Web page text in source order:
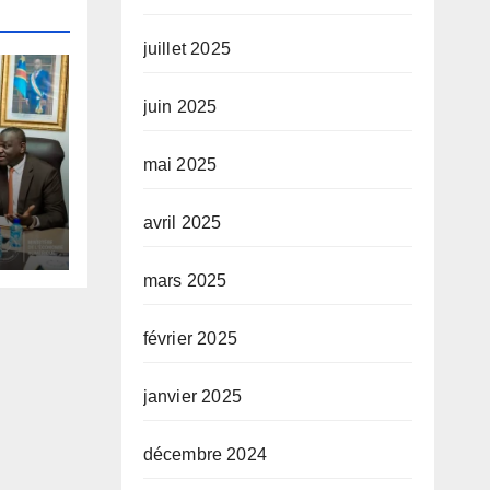
juillet 2025
juin 2025
mai 2025
avril 2025
mars 2025
février 2025
janvier 2025
décembre 2024